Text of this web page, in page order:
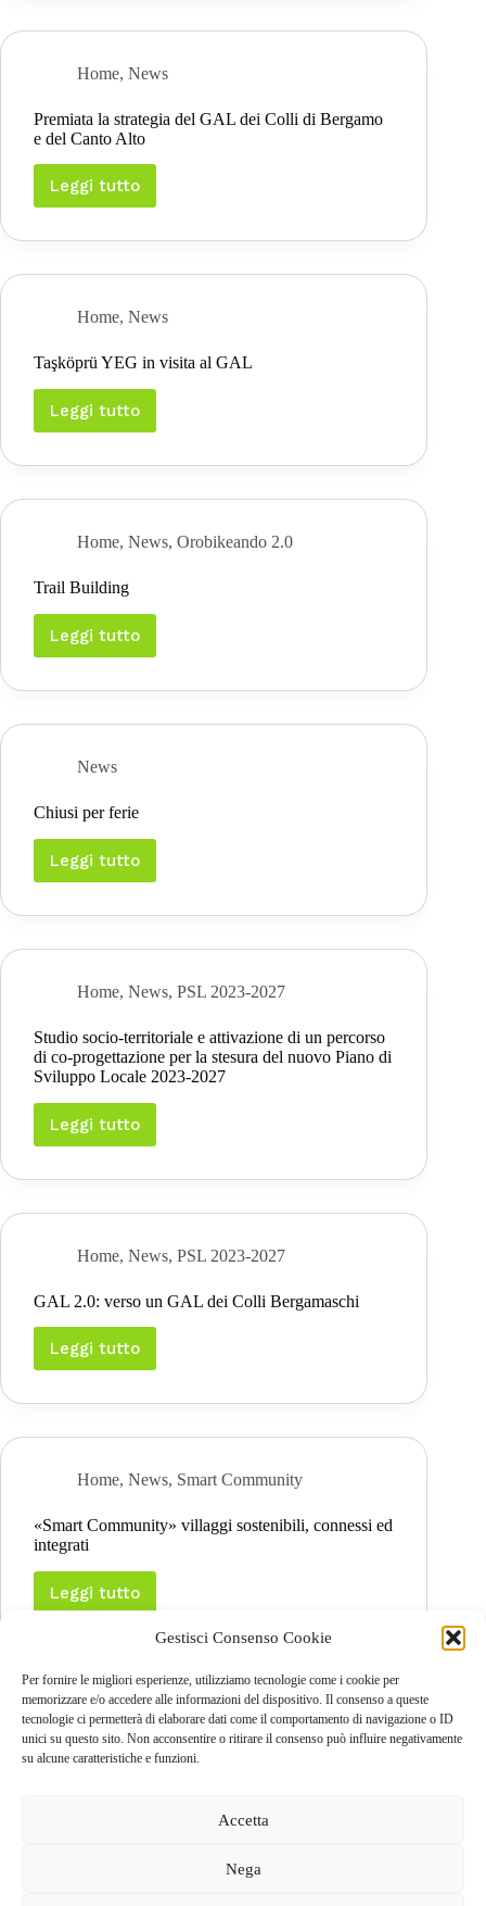
Gestisci Consenso Cookie
Per fornire le migliori esperienze, utilizziamo tecnologie come i cookie per
memorizzare e/o accedere alle informazioni del dispositivo. Il consenso a queste
tecnologie ci permetterà di elaborare dati come il comportamento di navigazione o ID
unici su questo sito. Non acconsentire o ritirare il consenso può influire negativamente
su alcune caratteristiche e funzioni.
Accetta
Nega
–
GAL
sviluppo
rurale
del
territorio
Home, News
Premiata la strategia del GAL dei Colli di Bergamo
e del Canto Alto
Leggi tutto
Premiata
la
GAL
Colli
e
del
Canto
Alto
Home, News
Taşköprü YEG in visita al GAL
Leggi tutto
Taşköprü
YEG
al
Home, News, Orobikeando 2.0
Trail Building
Leggi tutto
Trail
Building
News
Chiusi per ferie
Leggi tutto
Chiusi
per
Home, News, PSL 2023-2027
Studio socio-territoriale e attivazione di un percorso
di co-progettazione per la stesura del nuovo Piano di
Sviluppo Locale 2023-2027
Leggi tutto
Studio
socio-
attivazione
un
percorso
co-
progettazione
per
la
del
Sviluppo
2023-
Home, News, PSL 2023-2027
GAL 2.0: verso un GAL dei Colli Bergamaschi
Leggi tutto
GAL
2.0:
GAL
Colli
Bergamaschi
Home, News, Smart Community
«Smart Community» villaggi sostenibili, connessi ed
integrati
Leggi tutto
«Smart
connessi
ed
integrati
SUCC